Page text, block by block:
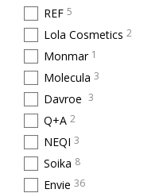
REF 5
Lola Cosmetics 2
Monmar 1
Molecula 3
Davroe 3
Q+A 2
NEQI 3
Soika 8
Envie 36